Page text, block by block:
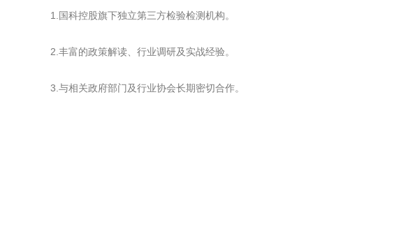
1.国科控股旗下独立第三方检验检测机构。
2.丰富的政策解读、行业调研及实战经验。
3.与相关政府部门及行业协会长期密切合作。